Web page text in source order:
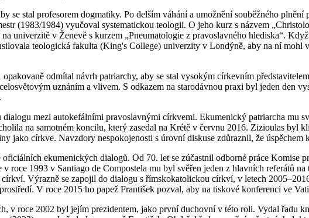
se stal profesorem dogmatiky. Po delším váhání a umožnění souběžného
(1983/1984) vyučoval systematickou teologii. O jeho kurz s názvem
univerzitě v Ženevě s kurzem „Pneumatologie z pravoslavného hlediska“.
teologická fakulta (King's College) univerzity v Londýně, aby na ní mohl
odmítal návrh patriarchy, aby se stal vysokým církevním
uznáním a vlivem. S odkazem na starodávnou praxi byl jeden den
dialogu mezi autokefálními pravoslavnými církvemi. Ekumenický patriarcha
na samotném koncilu, který zasedal na Krétě v červnu 2016. Zizioulas byl
jako církve. Navzdory nespokojenosti s úrovní diskuse zdůraznil, že úspěchem
ekumenických dialogů. Od 70. let se zúčastnil odborné práce
roce 1993 v Santiago de Compostela mu byl svěřen jeden z hlavních referátů
Výrazně se zapojil do dialogu s římskokatolickou církví, v letech
V roce 2015 ho papež František pozval, aby na tiskové konferenci ve
v roce 2002 byl jejím prezidentem, jako první duchovní v této roli. Vydal řadu